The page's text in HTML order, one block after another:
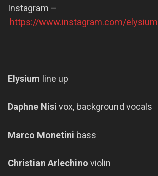
Instagram –
https://www.instagram.com/
Elysium line up
Daphne Nisi vox, background vocals
Marco Monetini bass
Christian Arlechino violin